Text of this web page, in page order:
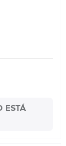
ESTÁ